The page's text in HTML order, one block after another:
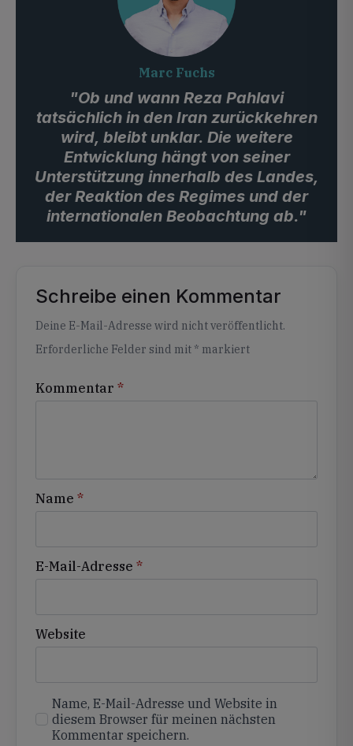
Marc Fuchs
"Ob und wann Reza Pahlavi
tatsächlich in den Iran zurückkehren
wird, bleibt unklar. Die weitere
Entwicklung hängt von seiner
Unterstützung innerhalb des Landes,
der Reaktion des Regimes und der
internationalen Beobachtung ab."
Schreibe einen Kommentar
Deine E-Mail-Adresse wird nicht veröffentlicht.
Erforderliche Felder sind mit * markiert
Kommentar *
Name *
E-Mail-Adresse *
Website
Name, E-Mail-Adresse und Website in
diesem Browser für meinen nächsten
Kommentar speichern.
Alternative: